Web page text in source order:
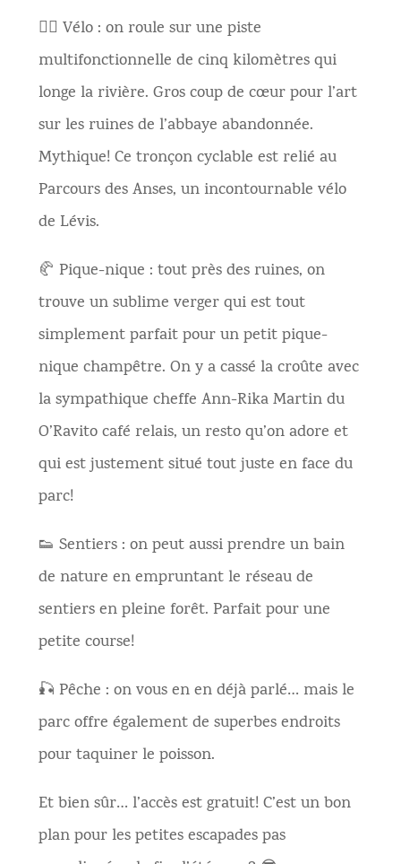
🚴‍♀ Vélo : on roule sur une piste
multifonctionnelle de cinq kilomètres qui
longe la rivière. Gros coup de cœur pour l’art
sur les ruines de l’abbaye abandonnée.
Mythique! Ce tronçon cyclable est relié au
Parcours des Anses, un incontournable vélo
de Lévis.
🥐 Pique-nique : tout près des ruines, on
trouve un sublime verger qui est tout
simplement parfait pour un petit pique-
nique champêtre. On y a cassé la croûte avec
la sympathique cheffe Ann-Rika Martin du
O’Ravito café relais, un resto qu’on adore et
qui est justement situé tout juste en face du
parc!
👟 Sentiers : on peut aussi prendre un bain
de nature en empruntant le réseau de
sentiers en pleine forêt. Parfait pour une
petite course!
🎣 Pêche : on vous en en déjà parlé… mais le
parc offre également de superbes endroits
pour taquiner le poisson.
Et bien sûr… l’accès est gratuit! C’est un bon
plan pour les petites escapades pas